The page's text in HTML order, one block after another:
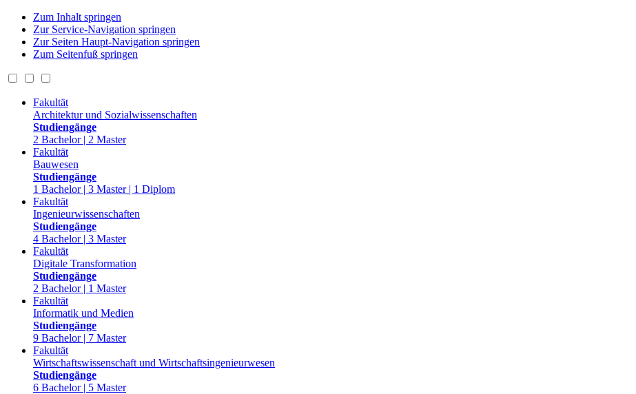
Zum Inhalt springen
Zur Service-Navigation springen
Zur Seiten Haupt-Navigation springen
Zum Seitenfuß springen
Fakultät
Architektur und Sozialwissenschaften
Studiengänge
2 Bachelor | 2 Master
Fakultät
Bauwesen
Studiengänge
1 Bachelor | 3 Master | 1 Diplom
Fakultät
Ingenieurwissenschaften
Studiengänge
4 Bachelor | 3 Master
Fakultät
Digitale Transformation
Studiengänge
2 Bachelor | 1 Master
Fakultät
Informatik und Medien
Studiengänge
9 Bachelor | 7 Master
Fakultät
Wirtschaftswissenschaft und Wirtschaftsingenieurwesen
Studiengänge
6 Bachelor | 5 Master